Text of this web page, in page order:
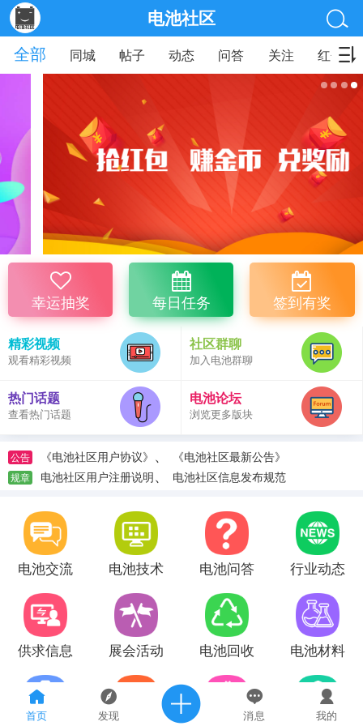
首页 发现 消息 我的
电池社区
全部
同城 帖子 动态 问答 关注 红包
幸运抽奖 每日任务 签到有奖
精彩视频
观看精彩视频
社区群聊
加入电池群聊
热门话题
查看热门话题
电池论坛
浏览更多版块
公告 《电池社区用户协议》 、 《电池社区最新公告》
规章 电池社区用户注册说明、 电池社区信息发布规范
电池交流 电池技术 电池问答 行业动态
供求信息 展会活动 电池回收 电池材料